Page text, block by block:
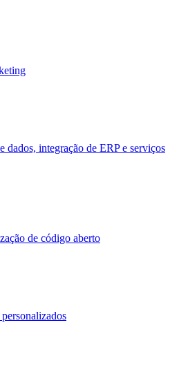
dados, integração de ERP e serviços
de código aberto